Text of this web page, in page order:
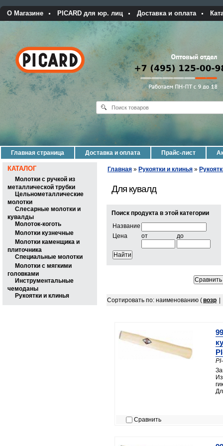
О Магазине PICARD для юр. лиц Доставка и оплата
Главная страница Доставка и оплата Прайс-лист
КАТАЛОГ
Молотки с ручкой из
металлической трубки
Цельнометаллические
молотки
Слесарные молотки и
кувалды
Молоток-коготь
Молотки кузнечные
Молотки каменщика и
плиточника
Специальные молотки
Молотки с мягкими
головками
Инструментальные
чемоданы
Рукоятки и клинья
Главная » Рукоятки и клинья »
Для кувалд
Поиск продукта в этой категории
Название
Цена
от до
Сортировать по: наименованию (возр
Сравнить